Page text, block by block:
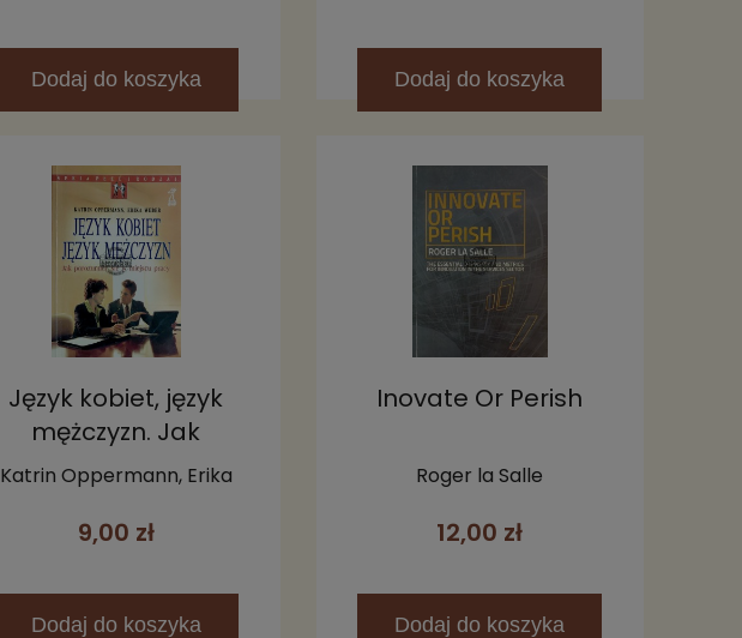
Dodaj do koszyka Dodaj do koszyka
Język kobiet, język
mężczyzn. Jak
porozumieć się w
Katrin Oppermann, Erika
9,00 zł
Dodaj do koszyka
Inovate Or Perish
Roger la Salle
12,00 zł
Dodaj do koszyka